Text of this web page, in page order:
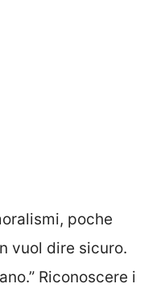
poche
vuol dire sicuro.
Riconoscere i